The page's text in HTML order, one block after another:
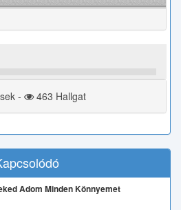
- 463 Hallgat
Adom Minden Könnyemet